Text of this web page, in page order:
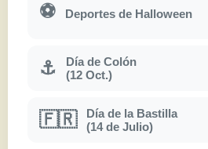
⚽ Deportes de Halloween
⚓
Día de Colón
(12 Oct.)
🇫🇷
Día de la Bastilla
(14 de Julio)